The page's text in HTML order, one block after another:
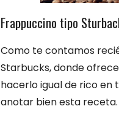
Frappuccino tipo
Como te contamos
Starbucks, donde
hacerlo igual de rico en
anotar bien esta receta.